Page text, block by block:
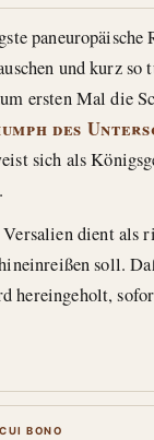
und kurz
ersten Mal die
des
sich als
dient als
soll.
hereingeholt,
CUI BONO